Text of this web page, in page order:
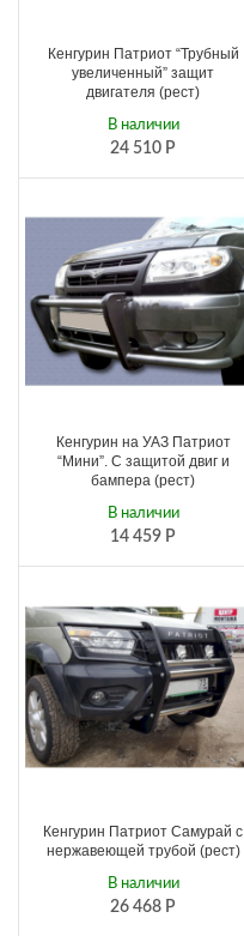
Кенгурин Патриот “Трубный
увеличенный” защит
двигателя (рест)
24 510 Р
В наличии
Кенгурин на УАЗ Патриот
“Мини”. С защитой двиг и
бампера (рест)
14 459 Р
В наличии
Кенгурин Патриот Самурай с
нержавеющей трубой (рест)
26 468 Р
В наличии